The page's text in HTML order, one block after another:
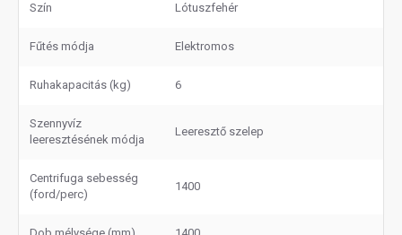
Szín Lótuszfehér
Fűtés módja Elektromos
Ruhakapacitás (kg) 6
Szennyvíz
leeresztésének módja
Leeresztő szelep
Centrifuga sebesség
(ford/perc)
1400